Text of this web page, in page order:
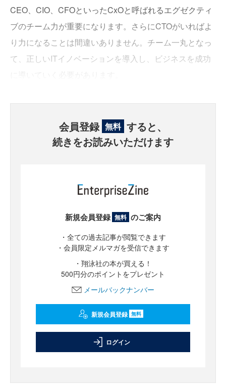
CEO、CIO、CFOといったCxOと呼ばれるエグゼクティ
ブのチーム力が重要になります。さらにCTOがいればよ
り力になることは間違いありません。チーム一丸となっ
て、正しいITイノベーションを導入し、ビジネスを成功
会員登録 無料 すると、
続きをお読みいただけます
新規会員登録 無料 のご案内
・全ての過去記事が閲覧できます
・会員限定メルマガを受信できます
・翔泳社の本が買える！
500円分のポイントをプレゼント
メールバックナンバー
新規会員登録 無料
ログイン